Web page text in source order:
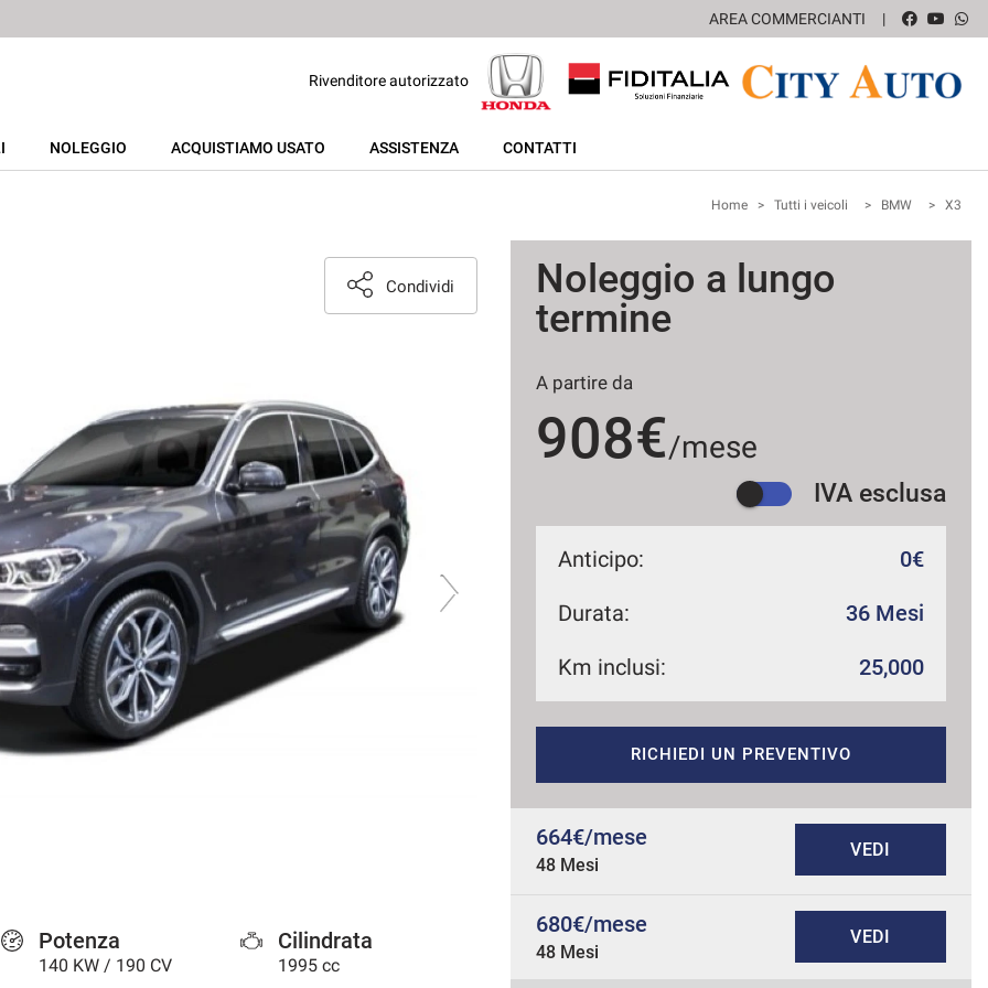
AREA COMMERCIANTI
Rivenditore autorizzato
NOLEGGIO ACQUISTIAMO USATO ASSISTENZA CONTATTI
Home > Tutti i veicoli > BMW > X3
Condividi
Potenza
140 KW / 190 CV
Cilindrata
1995 cc
Noleggio a lungo
termine
A partire da
908€/mese
IVA esclusa
Anticipo: 0€
Durata: 36 Mesi
Km inclusi: 25,000
RICHIEDI UN PREVENTIVO
664€/mese
48 Mesi
VEDI
680€/mese
48 Mesi
VEDI